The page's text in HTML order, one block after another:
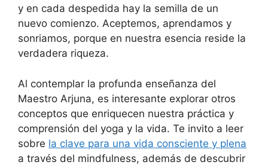
y en cada despedida hay la semilla de un
nuevo comienzo. Aceptemos, aprendamos y
sonriamos, porque en nuestra esencia reside la
verdadera riqueza.
Al contemplar la profunda enseñanza del
Maestro Arjuna, es interesante explorar otros
conceptos que enriquecen nuestra práctica y
comprensión del yoga y la vida. Te invito a leer
sobre la clave para una vida consciente y plena
a través del mindfulness, además de descubrir